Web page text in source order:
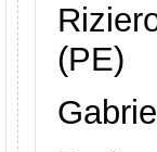
(PE)